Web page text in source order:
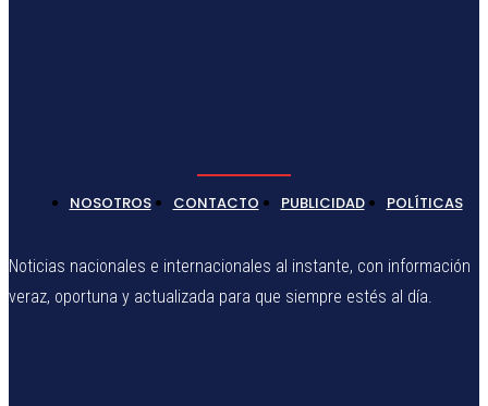
NOSOTROS CONTACTO PUBLICIDAD POLÍTICAS
Noticias nacionales e internacionales al instante, con información
veraz, oportuna y actualizada para que siempre estés al día.